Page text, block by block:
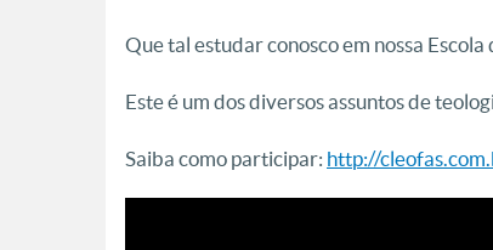
Que tal estudar conosco em nossa Escola
Este é um dos diversos assuntos de
Saiba como participar: http://